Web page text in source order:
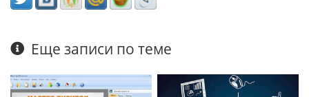
Еще записи по теме